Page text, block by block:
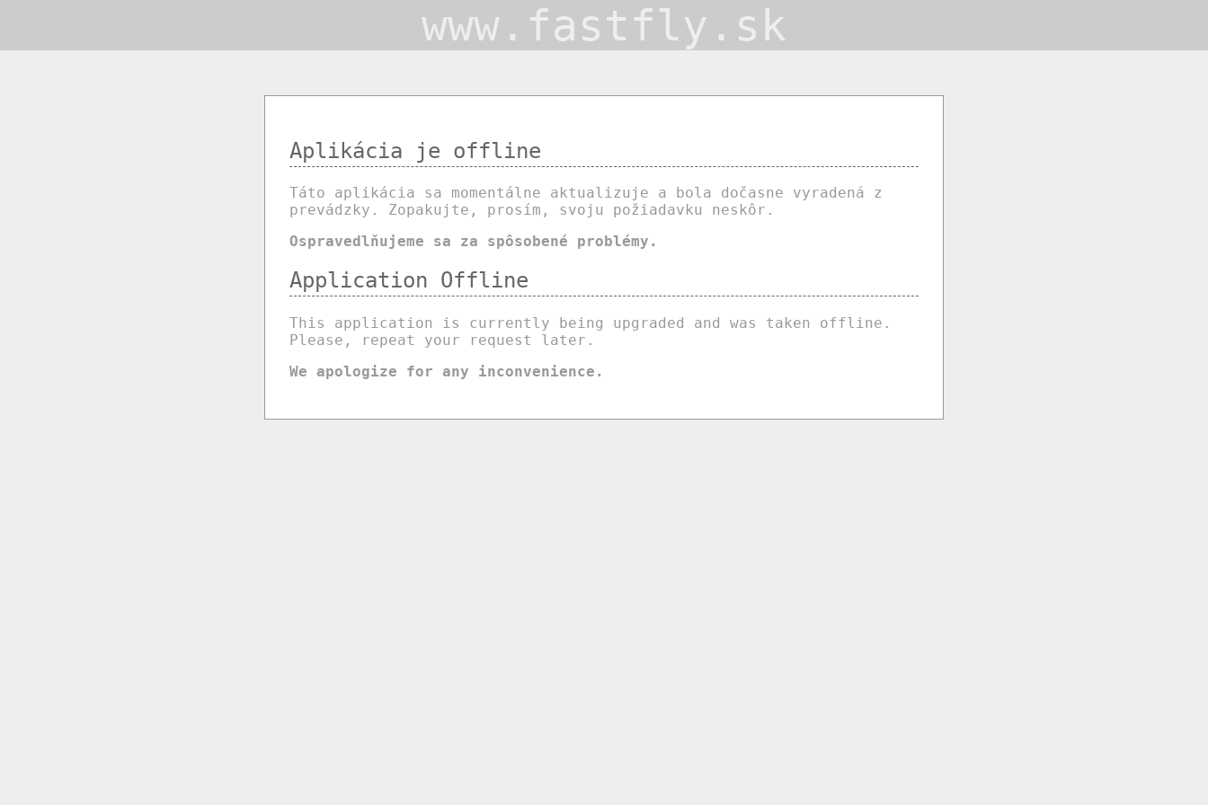
www.fastfly.sk
Aplikácia je offline
Táto aplikácia sa momentálne aktualizuje a bola dočasne vyradená z
prevádzky. Zopakujte, prosím, svoju požiadavku neskôr.
Ospravedlňujeme sa za spôsobené problémy.
Application Offline
This application is currently being upgraded and was taken offline.
Please, repeat your request later.
We apologize for any inconvenience.